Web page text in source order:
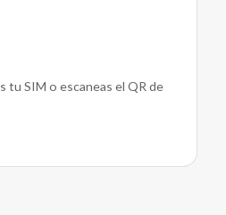
tu SIM o escaneas el QR de